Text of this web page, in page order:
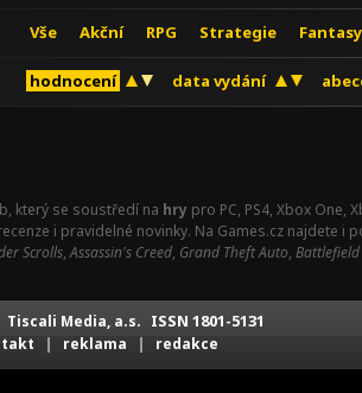
Vše Akční RPG Strategie Fantasy
hodnocení data vydání
který se soustředí na hry pro PC, PS4, Xbox One,
i pravidelné novinky. Na Games.cz najdete
Scrolls,Assassin's Creed, Grand Theft Auto, Battlefield
Tiscali Media, a.s. ISSN 1801-5131
| reklama | redakce